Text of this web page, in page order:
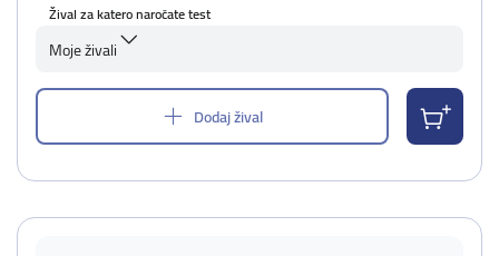
Žival za katero naročate test
Moje živali
Dodaj žival